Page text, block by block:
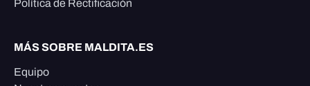
Política de Rectificación
MÁS SOBRE MALDITA.ES
Equipo